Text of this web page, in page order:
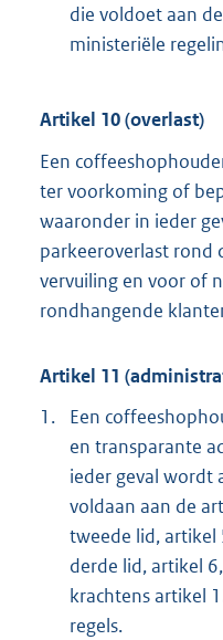
die voldoet aan
ministeriële
Artikel 10 (overlast)
Een
ter voorkoming of
waaronder in ieder
parkeeroverlast rond
vervuiling en voor of
rondhangende
Artikel 11
1.
Een
en transparante
ieder geval
voldaan aan de
tweede lid, artikel
derde lid, artikel
krachtens artikel
regels.